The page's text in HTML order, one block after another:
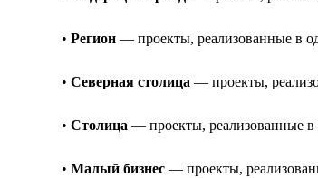
• Регион — проекты, реализованные в
• Северная столица — проекты,
• Столица — проекты, реализованные в
• Малый бизнес — проекты,